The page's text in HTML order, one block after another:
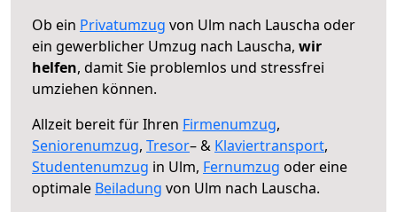
Ob ein Privatumzug von Ulm nach Lauscha oder
ein gewerblicher Umzug nach Lauscha, wir
helfen, damit Sie problemlos und stressfrei
umziehen können.
Allzeit bereit für Ihren Firmenumzug,
Seniorenumzug, Tresor– & Klaviertransport,
Studentenumzug in Ulm, Fernumzug oder eine
optimale Beiladung von Ulm nach Lauscha.